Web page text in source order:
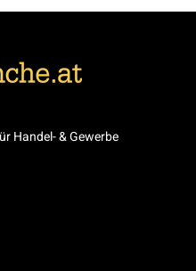
Handel- & Gewerbe